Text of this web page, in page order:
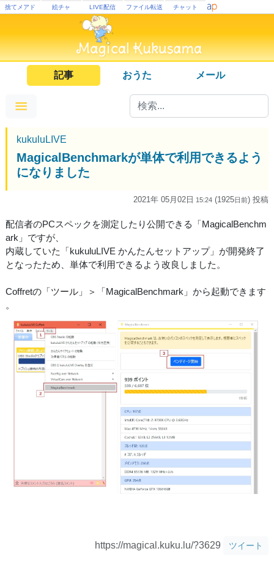
捨てメアド 絵チャ LIVE配信 ファイル転送 チャット
記事 おうた メール
kukuluLIVE
MagicalBenchmarkが単体で利用できるよう
になりました
2021年 05月02日 15:24 (1925日前) 投稿
配信者のPCスペックを測定したり公開できる「MagicalBenchm
ark」ですが、
内蔵していた「kukuluLIVE かんたんセットアップ」が開発終了
となったため、単体で利用できるよう改良しました。
Coffretの「ツール」＞「MagicalBenchmark」から起動できます
。
https://magical.kuku.lu/?3629 ツイート